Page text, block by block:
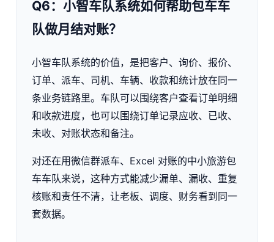
Q6：小智车队系统如何帮助包车车
队做月结对账？
小智车队系统的价值，是把客户、询价、报价、
订单、派车、司机、车辆、收款和统计放在同一
条业务链路里。车队可以围绕客户查看订单明细
和收款进度，也可以围绕订单记录应收、已收、
未收、对账状态和备注。
对还在用微信群派车、Excel 对账的中小旅游包
车车队来说，这种方式能减少漏单、漏收、重复
核账和责任不清，让老板、调度、财务看到同一
套数据。